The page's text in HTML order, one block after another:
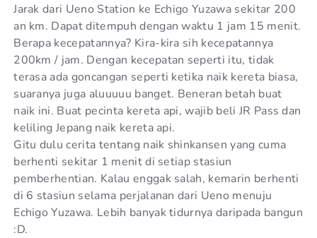
Jarak dari Ueno Station ke Echigo Yuzawa sekitar 200
an km. Dapat ditempuh dengan waktu 1 jam 15 menit.
Berapa kecepatannya? Kira-kira sih kecepatannya
200km / jam. Dengan kecepatan seperti itu, tidak
terasa ada goncangan seperti ketika naik kereta biasa,
suaranya juga aluuuuu banget. Beneran betah buat
naik ini. Buat pecinta kereta api, wajib beli JR Pass dan
keliling Jepang naik kereta api.
Gitu dulu cerita tentang naik shinkansen yang cuma
berhenti sekitar 1 menit di setiap stasiun
pemberhentian. Kalau enggak salah, kemarin berhenti
di 6 stasiun selama perjalanan dari Ueno menuju
Echigo Yuzawa. Lebih banyak tidurnya daripada bangun
:D.